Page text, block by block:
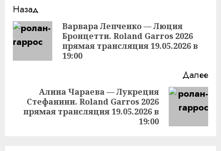
Продолжить
чтение
Назад
Варвара Лепченко — Люция
Бронцетти. Roland Garros 2026
прямая трансляция 19.05.2026 в
19:00
Далее
Следующая
запись:
Алина Чараева — Лукреция
Стефанини. Roland Garros 2026
прямая трансляция 19.05.2026 в
19:00